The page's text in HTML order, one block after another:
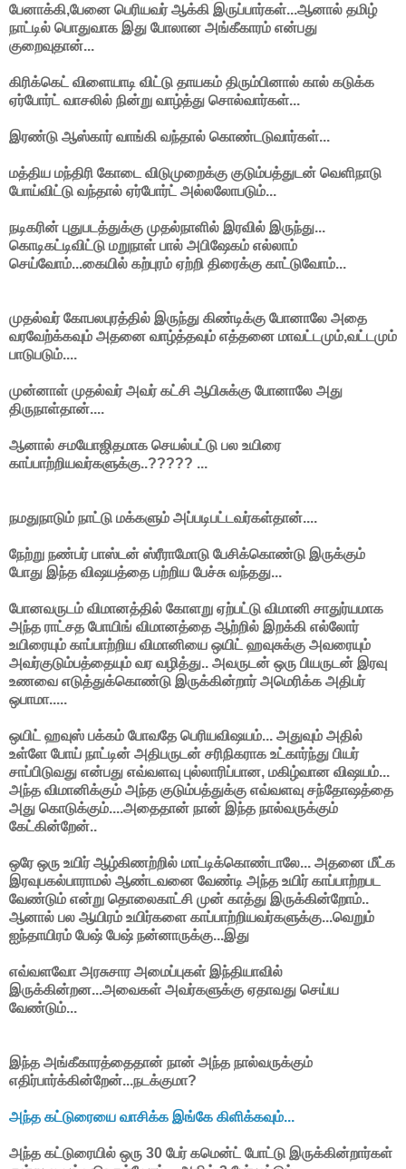
பேனாக்கி,பேனை பெரியவர் ஆக்கி இருப்பார்கள்...ஆனால் தமிழ்
நாட்டில் பொதுவாக இது போலான அங்கீகாரம் என்பது
குறைவுதான்...
கிரிக்கெட் விளையாடி விட்டு தாயகம் திரும்பினால் கால் கடுக்க
ஏர்போர்ட் வாசலில் நின்று வாழ்த்து சொல்வார்கள்...
இரண்டு ஆஸ்கார் வாங்கி வந்தால் கொண்டடுவார்கள்...
மத்திய மந்திரி கோடை விடுமுறைக்கு குடும்பத்துடன் வெளிநாடு
போய்விட்டு வந்தால் ஏர்போர்ட் அல்லலோபடும்...
நடிகரின் புதுபடத்துக்கு முதல்நாளில் இரவில் இருந்து...
கொடிகட்டிவிட்டு மறுநாள் பால் அபிஷேகம் எல்லாம்
செய்வோம்...கையில் கற்புரம் ஏற்றி திரைக்கு காட்டுவோம்...
முதல்வர் கோபலபுரத்தில் இருந்து கிண்டிக்கு போனாலே அதை
வரவேற்க்கவும் அதனை வாழ்த்தவும் எத்தனை மாவட்டமும்,வட்டமும்
பாடுபடும்....
முன்னாள் முதல்வர் அவர் கட்சி ஆபிசுக்கு போனாலே அது
திருநாள்தான்....
ஆனால் சமயோஜிதமாக செயல்பட்டு பல உயிரை
காப்பாற்றியவர்களுக்கு..????? ...
நமதுநாடும் நாட்டு மக்களும் அப்படிபட்டவர்கள்தான்....
நேற்று நண்பர் பாஸ்டன் ஸ்ரீராமோடு பேசிக்கொண்டு இருக்கும்
போது இந்த விஷயத்தை பற்றிய பேச்சு வந்தது...
போனவருடம் விமானத்தில் கோளறு ஏற்பட்டு விமானி சாதுர்யமாக
அந்த ராட்சத போயிங் விமானத்தை ஆற்றில் இறக்கி எல்லோர்
உயிரையும் காப்பாற்றிய விமானியை ஒயிட் ஹவுசுக்கு அவரையும்
அவர்குடும்பத்தையும் வர வழித்து.. அவருடன் ஒரு பியருடன் இரவு
உணவை எடுத்துக்கொண்டு இருக்கின்றார் அமெரிக்க அதிபர்
ஒபாமா.....
ஒயிட் ஹவுஸ் பக்கம் போவதே பெரியவிஷயம்... அதுவும் அதில்
உள்ளே போய் நாட்டின் அதிபருடன் சரிநிகராக உட்கார்ந்து பியர்
சாப்பிடுவது என்பது எவ்வளவு புல்லாரிப்பான, மகிழ்வான விஷயம்...
அந்த விமானிக்கும் அந்த குடும்பத்துக்கு எவ்வளவு சந்தோஷத்தை
அது கொடுக்கும்....அதைதான் நான் இந்த நால்வருக்கும்
கேட்கின்றேன்..
ஒரே ஒரு உயிர் ஆழ்கிணற்றில் மாட்டிக்கொண்டாலே... அதனை மீட்க
இரவுபகல்பாராமல் ஆண்டவனை வேண்டி அந்த உயிர் காப்பாற்றபட
வேண்டும் என்று தொலைகாட்சி முன் காத்து இருக்கின்றோம்..
ஆனால் பல ஆயிரம் உயிர்களை காப்பாற்றியவர்களுக்கு...வெறும்
ஐந்தாயிரம் பேஷ் பேஷ் நன்னாருக்கு...இது
எவ்வளவோ அரசுசார அமைப்புகள் இந்தியாவில்
இருக்கின்றன...அவைகள் அவர்களுக்கு ஏதாவது செய்ய
வேண்டும்...
இந்த அங்கீகாரத்தைதான் நான் அந்த நால்வருக்கும்
எதிர்பார்க்கின்றேன்...நடக்குமா?
அந்த கட்டுரையை வாசிக்க இங்கே கிளிக்கவும்...
அந்த கட்டுரையில் ஒரு 30 பேர் கமென்ட் போட்டு இருக்கின்றார்கள்